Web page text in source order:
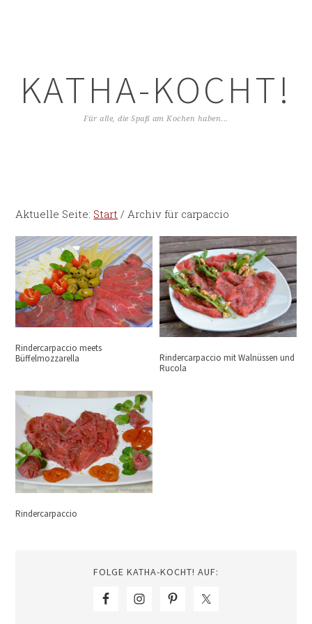
KATHA-KOCHT!
Für alle, die Spaß am Kochen haben...
Aktuelle Seite: Start / Archiv für carpaccio
Rindercarpaccio meets
Büffelmozzarella
Rindercarpaccio mit Walnüssen und
Rucola
Rindercarpaccio
FOLGE KATHA-KOCHT! AUF: